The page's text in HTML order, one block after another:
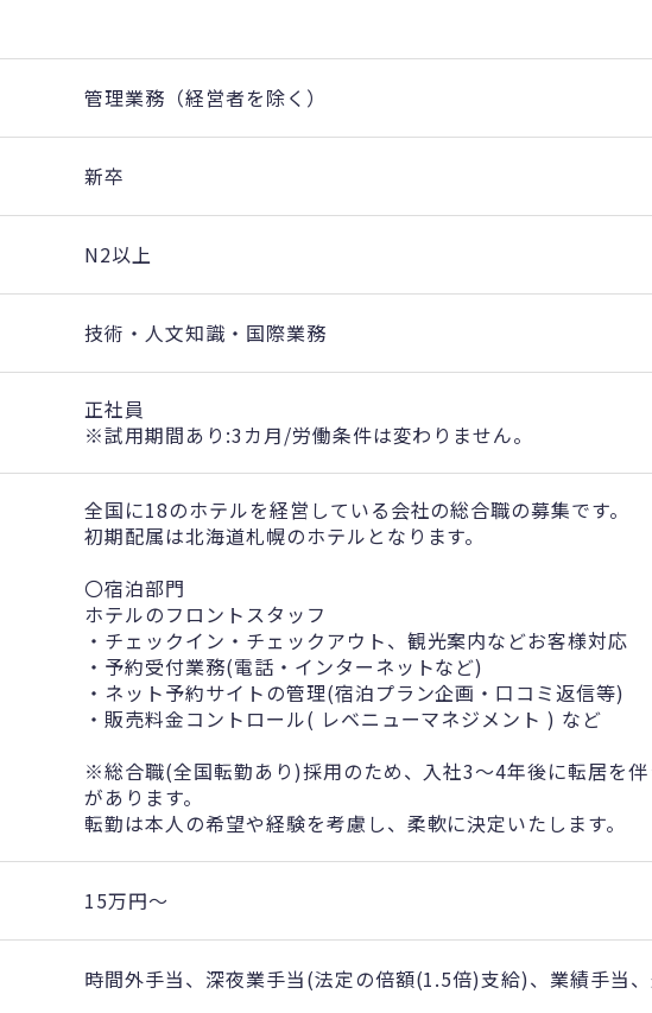
管理業務（経営者を除く）
新卒
N2以上
技術・人文知識・国際業務
正社員
※試用期間あり:3カ月/労働条件は変わりません。
全国に18のホテルを経営している会社の総合職の募集です。
初期配属は北海道札幌のホテルとなります。
〇宿泊部門
ホテルのフロントスタッフ
・チェックイン・チェックアウト、観光案内などお客様対応
・予約受付業務(電話・インターネットなど)
・ネット予約サイトの管理(宿泊プラン企画・口コミ返信等)
・販売料金コントロール( レベニューマネジメント ) など
※総合職(全国転勤あり)採用のため、入社3～4年後に転居を
があります。
転勤は本人の希望や経験を考慮し、柔軟に決定いたします。
15万円〜
時間外手当、深夜業手当(法定の倍額(1.5倍)支給)、業績手当